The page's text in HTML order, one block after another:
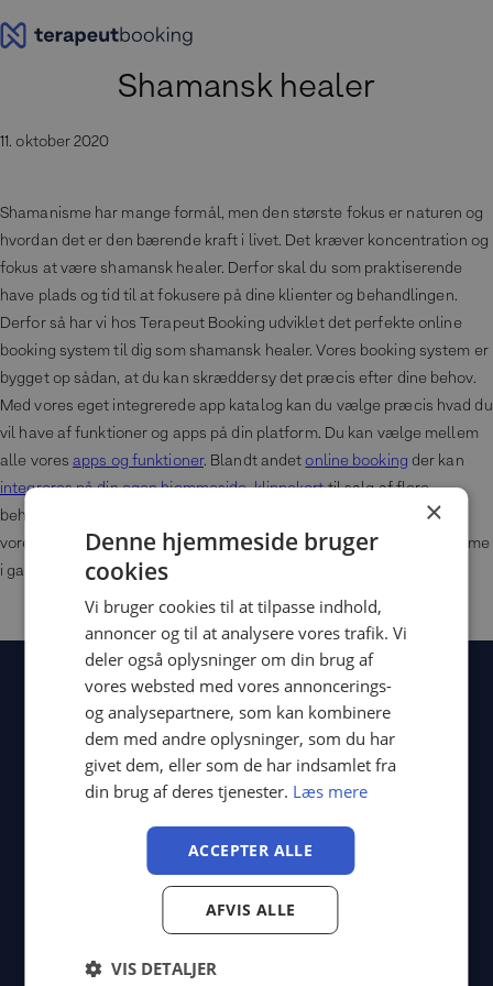
til
Shamansk healer
11. oktober 2020
Shamanisme har mange formål, men den største fokus er naturen og
hvordan det er den bærende kraft i livet. Det kræver koncentration og
fokus at være shamansk healer. Derfor skal du som praktiserende
have plads og tid til at fokusere på dine klienter og behandlingen.
Derfor så har vi hos Terapeut Booking udviklet det perfekte online
booking system til dig som shamansk healer. Vores booking system er
bygget op sådan, at du kan skræddersy det præcis efter dine behov.
Med vores eget integrerede app katalog kan du vælge præcis hvad du
vil have af funktioner og apps på din platform. Du kan vælge mellem
alle voresapps og funktioner. Blandt andetonline booking der kan
integreres på din egen hjemmeside,klippekorttil salg af flere
behandlinger,
til gruppebehandlinger, og nyhedsbreve via
vores
e-mail og SMS system. Det bedste ved det hele? Du kan komme
i gang med engratis konto
Produkt
Professionel klinikdrift
Sikkerhed og GDPR
Funktioner
×
Denne hjemmeside bruger
cookies
Vi bruger cookies til at tilpasse indhold,
annoncer og til at analysere vores trafik. Vi
deler også oplysninger om din brug af
vores websted med vores annoncerings-
og analysepartnere, som kan kombinere
dem med andre oplysninger, som du har
givet dem, eller som de har indsamlet fra
din brug af deres tjenester. Læs mere
ACCEPTER ALLE
AFVIS ALLE
VIS DETALJER